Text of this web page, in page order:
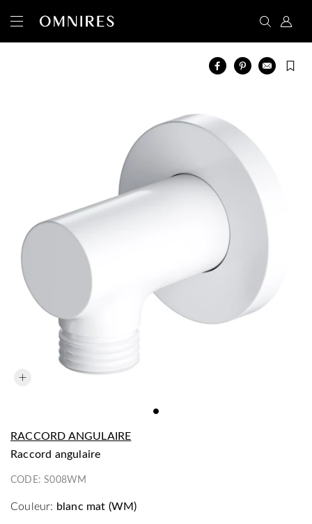
RACCORD ANGULAIRE
raccord angulaire
CODE:S008WM
Couleur: blanc mat (WM)